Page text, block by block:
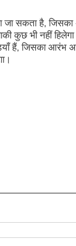
जा सकता है,
कुछ भी नहीं
हैं, जिसका आरंभ